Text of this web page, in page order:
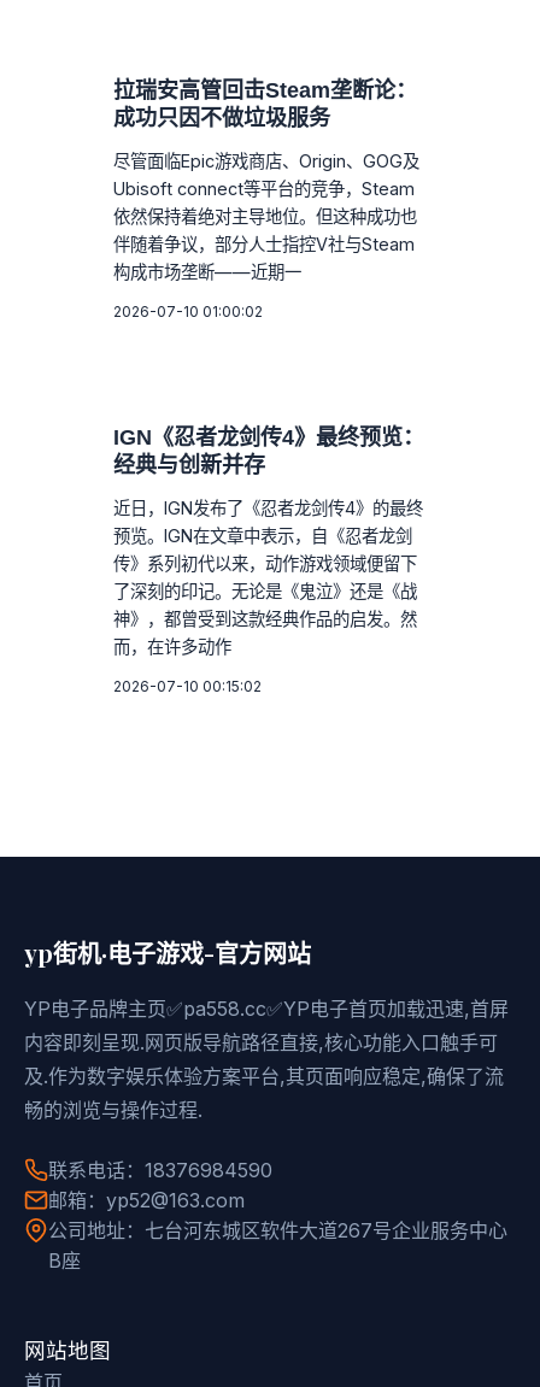
拉瑞安高管回击Steam垄断论：
成功只因不做垃圾服务
尽管面临Epic游戏商店、Origin、GOG及
Ubisoft connect等平台的竞争，Steam
依然保持着绝对主导地位。但这种成功也
伴随着争议，部分人士指控V社与Steam
构成市场垄断——近期一
2026-07-10 01:00:02
IGN《忍者龙剑传4》最终预览：
经典与创新并存
近日，IGN发布了《忍者龙剑传4》的最终
预览。IGN在文章中表示，自《忍者龙剑
传》系列初代以来，动作游戏领域便留下
了深刻的印记。无论是《鬼泣》还是《战
神》，都曾受到这款经典作品的启发。然
而，在许多动作
2026-07-10 00:15:02
yp街机·电子游戏-官方网站
YP电子品牌主页✅pa558.cc✅YP电子首页加载迅速,首屏
内容即刻呈现.网页版导航路径直接,核心功能入口触手可
及.作为数字娱乐体验方案平台,其页面响应稳定,确保了流
畅的浏览与操作过程.
联系电话：18376984590
邮箱：yp52@163.com
公司地址：七台河东城区软件大道267号企业服务中心
B座
网站地图
首页